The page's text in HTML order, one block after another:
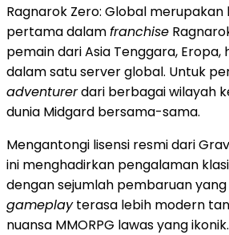
Ragnarok Zero: Global merupakan
pertama dalamfranchise
pemain dari Asia Tenggara, Eropa,
dalam satu server global. Untuk
adventurerdari berbagai wilayah
dunia Midgard bersama-sama.
Mengantongi lisensi resmi dari
ini menghadirkan pengalaman
dengan sejumlah pembaruan
gameplayterasa lebih modern
nuansa MMORPG lawas yang ikonik.